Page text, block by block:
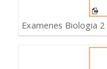
Examenes Biologia